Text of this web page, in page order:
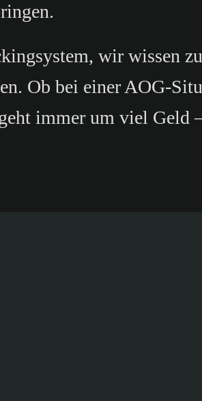
wir wissen
Ob bei einer AOG-
immer um viel Geld